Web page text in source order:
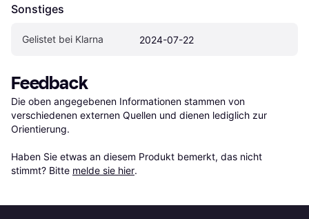
Sonstiges
Gelistet bei Klarna 2024-07-22
Feedback
Die oben angegebenen Informationen stammen von
verschiedenen externen Quellen und dienen lediglich zur
Orientierung.
Haben Sie etwas an diesem Produkt bemerkt, das nicht
stimmt? Bitte melde sie hier.